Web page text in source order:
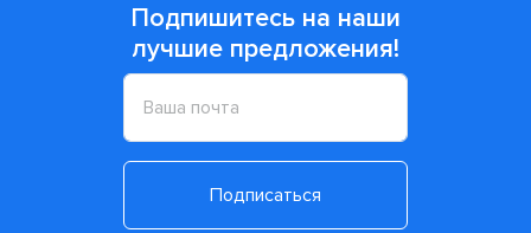
Подпишитесь на наши
лучшие предложения!
Подписаться